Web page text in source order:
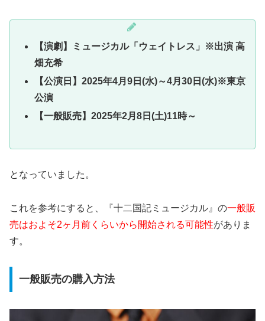
【演劇】ミュージカル「ウェイトレス」※出演 高
畑充希
【公演日】2025年4月9日(水)～4月30日(水)※東京
公演
【一般販売】2025年2月8日(土)11時～
となっていました。
これを参考にすると、『十二国記ミュージカル』の一般販
売はおよそ2ヶ月前くらいから開始される可能性がありま
す。
一般販売の購入方法